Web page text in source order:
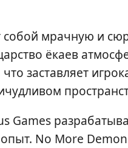
собой мрачную и
ёкаев
заставляет
Games
No More